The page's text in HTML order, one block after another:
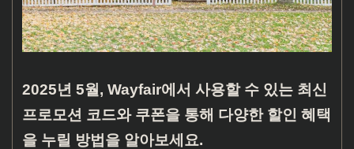
2025년 5월, Wayfair에서 사용할 수 있는 최신
프로모션 코드와 쿠폰을 통해 다양한 할인 혜택
을 누릴 방법을 알아보세요.